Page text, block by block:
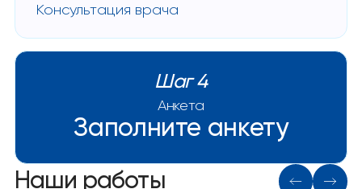
Консультация врача
Шаг 4
Анкета
Заполните анкету
Наши работы